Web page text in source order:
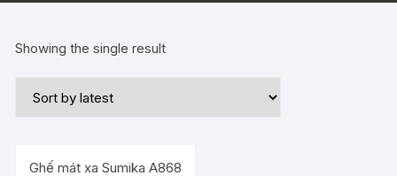
Showing the single result
Đang ưu đãi!
Ghế mát xa Sumika A868